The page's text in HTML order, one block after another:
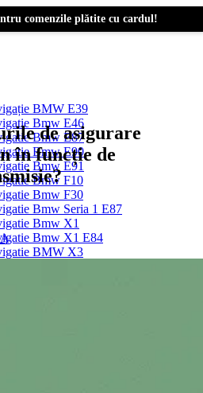
comenzile plătite cu cardul!
BMW E39
Bmw E46
Bmw E87
Bmw E90
Bmw E91
Bmw F10
Bmw F30
Bmw Seria 1 E87
Bmw X1
Bmw X1 E84
BMW X3
de asigurare
în funcție de